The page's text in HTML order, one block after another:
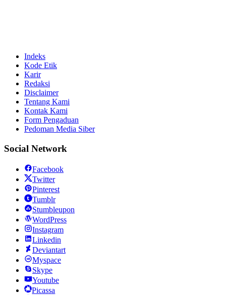
Indeks
Kode Etik
Karir
Redaksi
Disclaimer
Tentang Kami
Kontak Kami
Form Pengaduan
Pedoman Media Siber
Social Network
Facebook
Twitter
Pinterest
Tumblr
Stumbleupon
WordPress
Instagram
Linkedin
Deviantart
Myspace
Skype
Youtube
Picassa